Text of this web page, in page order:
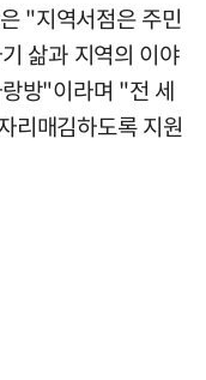
"지역서점은 주민
삶과 지역의 이야
방"이라며 "전 세
리매김하도록 지원